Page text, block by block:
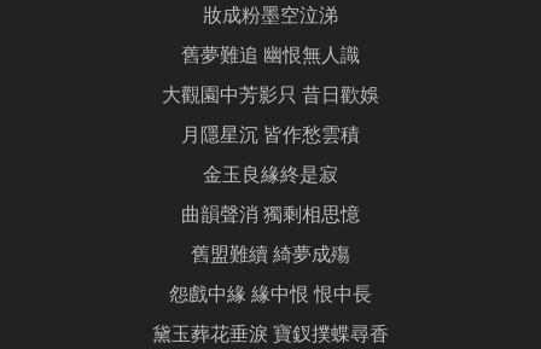
妝成粉墨空泣涕
舊夢難追 幽恨無人識
大觀園中芳影只 昔日歡娛
月隱星沉 皆作愁雲積
金玉良緣終是寂
曲韻聲消 獨剩相思憶
舊盟難續 綺夢成殤
怨戲中緣 緣中恨 恨中長
黛玉葬花垂淚 寶釵撲蝶尋香